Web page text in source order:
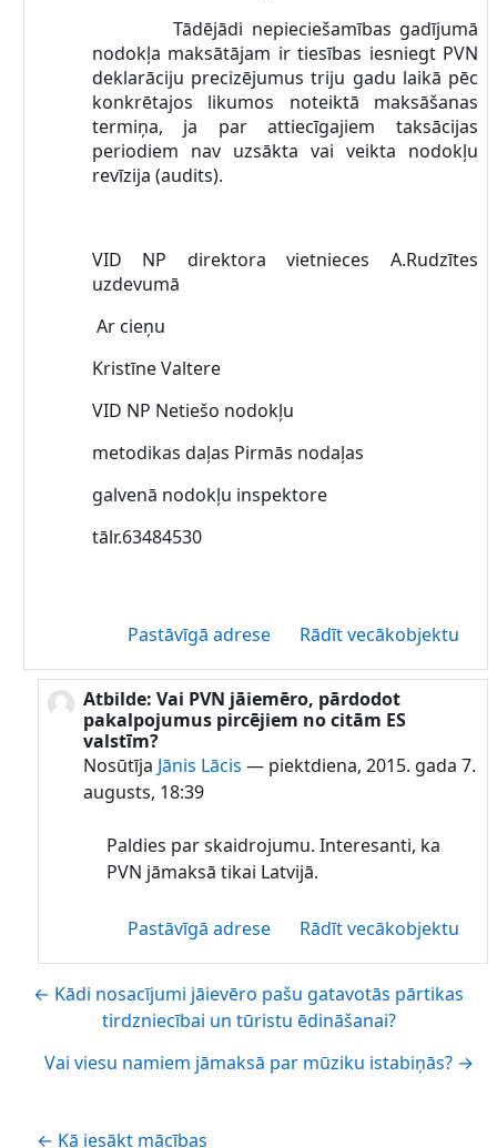
Tādējādi nepieciešamības gadījumā
nodokļa maksātājam ir tiesības iesniegt PVN
deklarāciju precizējumus triju gadu laikā pēc
konkrētajos likumos noteiktā maksāšanas
termiņa, ja par attiecīgajiem taksācijas
periodiem nav uzsākta vai veikta nodokļu
revīzija (audits).
VID NP direktora vietnieces A.Rudzītes
uzdevumā
Ar cieņu
Kristīne Valtere
VID NP Netiešo nodokļu
metodikas daļas Pirmās nodaļas
galvenā nodokļu inspektore
tālr.63484530
Pastāvīgā adrese Rādīt vecākobjektu
Atbildot uz Lauku Celotajs
Atbilde: Vai PVN jāiemēro, pārdodot
pakalpojumus pircējiem no citām ES
valstīm?
Nosūtīja Jānis Lācis — piektdiena, 2015. gada 7.
augusts, 18:39
Paldies par skaidrojumu. Interesanti, ka
PVN jāmaksā tikai Latvijā.
Pastāvīgā adrese Rādīt vecākobjektu
← Kādi nosacījumi jāievēro pašu gatavotās pārtikas
tirdzniecībai un tūristu ēdināšanai?
Vai viesu namiem jāmaksā par mūziku istabiņās? →
← Kā iesākt mācības